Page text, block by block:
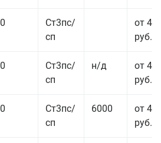
Ст3пс/
сп
от 42
руб.
Ст3пс/
сп
н/д
от 49
руб.
Ст3пс/
сп
6000
от 42
руб.